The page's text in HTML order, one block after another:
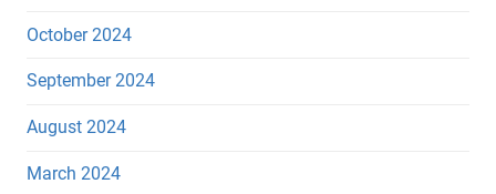
October 2024
September 2024
August 2024
March 2024